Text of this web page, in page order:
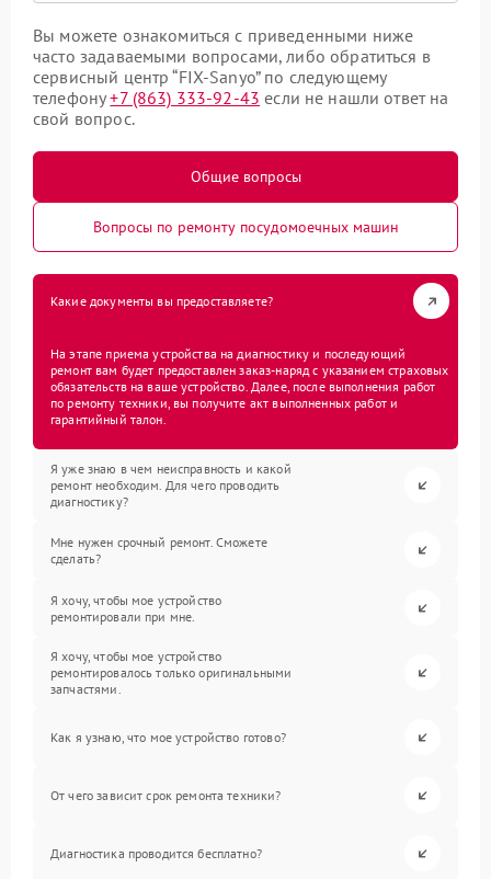
Вы можете ознакомиться с приведенными ниже
часто задаваемыми вопросами, либо обратиться в
сервисный центр “FIX-Sanyo” по следующему
телефону+7 (863) 333-92-43 если не нашли ответ на
свой вопрос.
Общие вопросы
Вопросы по ремонту посудомоечных машин
Какие документы вы предоставляете?
На этапе приема устройства на диагностику и последующий
ремонт вам будет предоставлен заказ-наряд с указанием страховых
обязательств на ваше устройство. Далее, после выполнения работ
по ремонту техники, вы получите акт выполненных работ и
гарантийный талон.
Я уже знаю в чем неисправность и какой
ремонт необходим. Для чего проводить
диагностику?
Мне нужен срочный ремонт. Сможете
сделать?
Я хочу, чтобы мое устройство
ремонтировали при мне.
Я хочу, чтобы мое устройство
ремонтировалось только оригинальными
запчастями.
Как я узнаю, что мое устройство готово?
От чего зависит срок ремонта техники?
Диагностика проводится бесплатно?